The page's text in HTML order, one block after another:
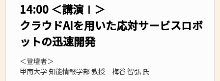
14:00 ＜講演Ⅰ＞
クラウドAIを用いた応対サービスロボ
ットの迅速開発
＜登壇者＞
甲南大学 知能情報学部 教授 梅谷 智弘 氏